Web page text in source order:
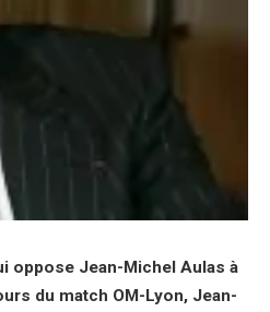
oppose Jean-Michel Aulas à
du match OM-Lyon, Jean-